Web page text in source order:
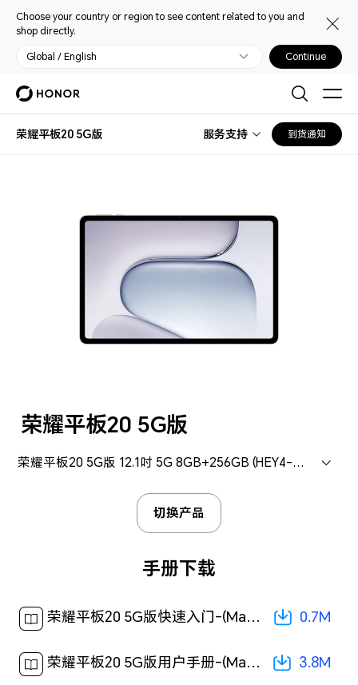
Choose your country or region to see content related to you and
shop directly.
Global / English Continue
荣耀平板20 5G版 服务支持 到货通知
荣耀平板20 5G版
荣耀平板20 5G版 12.1吋 5G 8GB+256GB (HEY4-AN00)
切换产品
手册下载
荣耀平板20 5G版快速入门-(MagicOS 10.0_01,zh-cn)[ 0.7M ] 0.7M
荣耀平板20 5G版用户手册-(MagicOS 10.0_01,zh-cn)[ 3.8M ] 3.8M